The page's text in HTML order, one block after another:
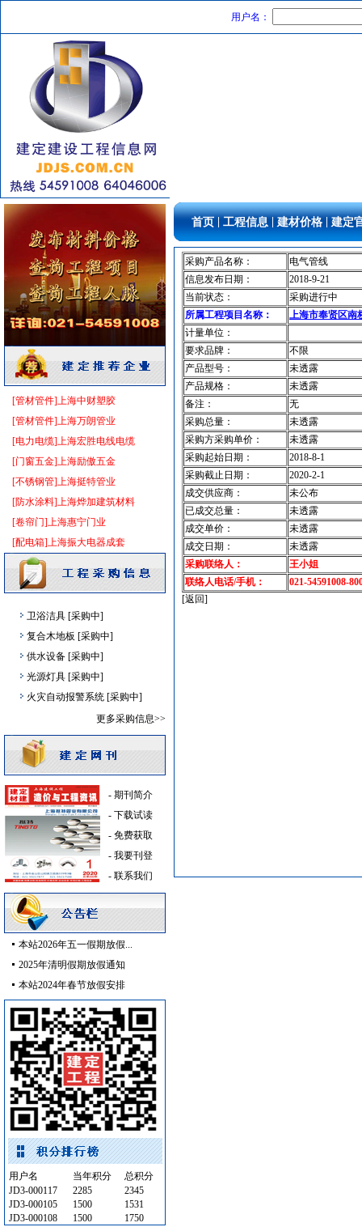
用户名：
[管材管件]上海中财塑胶
[管材管件]上海万朗管业
[电力电缆]上海宏胜电线电缆
[门窗五金]上海励傲五金
[不锈钢管]上海挺特管业
[防水涂料]上海烨加建筑材料
[卷帘门]上海惠宁门业
[配电箱]上海振大电器成套
消防设施 [采购中]
给排水阀门 [采购中]
管材管件 [采购中]
消防工程 [采购中]
灯盘 [采购中]
油漆涂料 [采购中]
吸顶灯 [采购中]
给排水系统
[采购中]
二头隔栅射灯 [采购中]
仪器仪表 [采购中]
供水设备 [采购中]
筒灯 [采购中]
火灾自动报警系统
[采购中]
火灾自动报警系统
[采购中]
防雷接地 [采购中]
阀门 [采购中]
稳压泵
[采购中]
仪器仪表 [采购中]
防水防腐
[采购中]
给排水管件 [采购中]
给排水管件
[采购中]
光源灯具
[采购中]
变配电
[采购中]
火灾自动报警系统 [采购中]
墙地面砖 [采购中]
防静电地板 [采购中]
给排水系统 [采购中]
高级地砖 [采购中]
卫浴洁具 [采购中]
复合木地板 [采购中]
供水设备 [采购中]
光源灯具 [采购中]
火灾自动报警系统 [采购中]
[采购中]
铝扣版 [采购中]
油漆涂料 [采购中]
仪器仪表 [采购中]
电线电缆 [采购中]
变配电 [采购中]
消防设施 [采购中]
铝扣版 [采购中]
供水设备 [采购中]
消防 [采购中]
筒灯
[采购中]
变压器 [采购中]
消防设施 [采购中]
电线电缆 [采购中]
给排水阀门 [采购中]
管材管件 [采购中]
消防工程 [采购中]
灯盘 [采购中]
油漆涂料 [采购中]
吸顶灯 [采购中]
给排水系统 [采购中]
二头隔栅射灯 [采购中]
仪器仪表
[采购中]
更多采购信息>>
- 期刊简介
- 下载试读
- 免费获取
- 我要刊登
- 联系我们
本站2026年五一假期放假...
2025年清明假期放假通知
本站2024年春节放假安排
用户名 当年积分
总积分
JD3-000117
2285
2345
JD3-000105
1500
1531
JD3-000108
1500
1750
首页 工程信息 建材价格 建定
采购产品名称：
电气管线
信息发布日期：
2018-9-21
当前状态：
采购进行中
所属工程项目名称：
上海市奉贤区南
计量单位：
要求品牌：
不限
产品型号：
未透露
产品规格：
未透露
备注：
无
采购总量：
未透露
采购方采购单价：
未透露
采购起始日期：
2018-8-1
采购截止日期：
2020-2-1
成交供应商：
未公布
已成交总量：
未透露
成交单价：
未透露
成交日期：
未透露
采购联络人：
王小姐
联络人电话/手机：
021-54591008-
[返回]